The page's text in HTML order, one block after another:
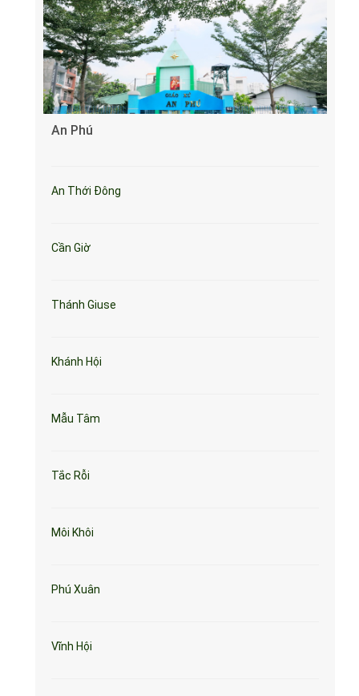
An Phú
An Thới Đông
Cần Giờ
Thánh Giuse
Khánh Hội
Mẫu Tâm
Tắc Rỗi
Môi Khôi
Phú Xuân
Vĩnh Hội